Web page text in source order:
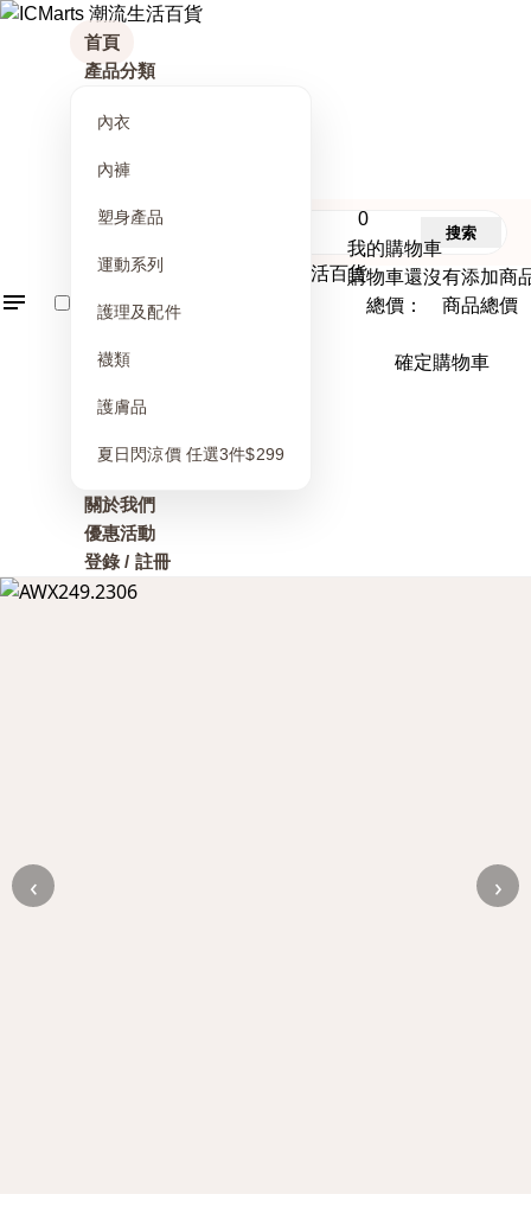
首頁
產品分類
內衣
內褲
塑身產品
運動系列
護理及配件
襪類
護膚品
夏日閃涼價 任選3件$299
關於我們
優惠活動
登錄 / 註冊
0
我的購物車
購物車還沒有添加商
總價： 商品總價
確定購物車
搜索
‹ ›